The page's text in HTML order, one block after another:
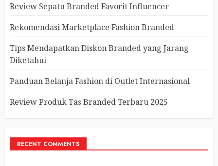
Review Sepatu Branded Favorit Influencer
Rekomendasi Marketplace Fashion Branded
Tips Mendapatkan Diskon Branded yang Jarang
Diketahui
Panduan Belanja Fashion di Outlet Internasional
Review Produk Tas Branded Terbaru 2025
RECENT COMMENTS